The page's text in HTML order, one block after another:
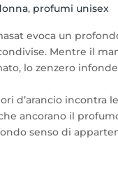
, profumi unisex
evoca un
Mentre il
lo zenzero
d’arancio incontra
ancorano il
senso di